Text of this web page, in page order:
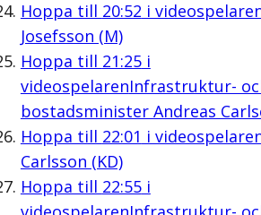
Hoppa till 20:52 i
Josefsson (M)
Hoppa till 21:25i
videospelarenInfrastruktur-
bostadsminister Andreas
Hoppa till 22:01 i
Carlsson (KD)
Hoppa till 22:55i